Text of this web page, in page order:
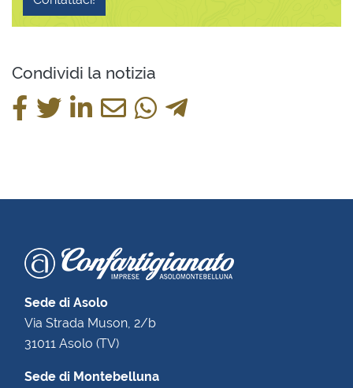
Condividi la notizia
Sede di Asolo
Via Strada Muson, 2/b
31011 Asolo (TV)
Sede di Montebelluna